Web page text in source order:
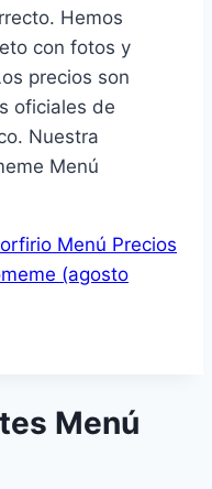
Hemos
con fotos y
precios son
oficiales de
Nuestra
Menú
Menú Precios
(agosto
Menú